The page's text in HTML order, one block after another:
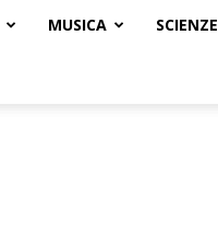
MUSICA SCIENZE